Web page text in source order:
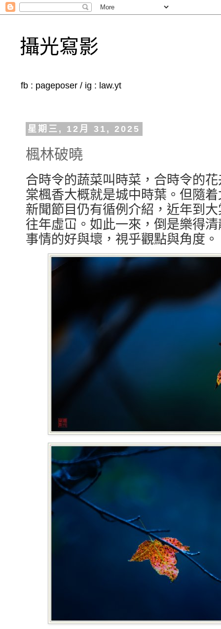
攝光寫影
fb : pageposer / ig : law.yt
星期三, 12月 31, 2025
楓林破曉
合時令的蔬菜叫時菜，合時令的
棠楓香大概就是城中時葉。但隨
新聞節目仍有循例介紹，近年到
往年虛冚。如此一來，倒是樂得
事情的好與壞，視乎觀點與角度。